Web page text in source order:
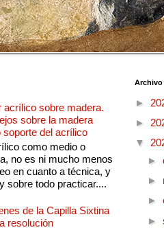
acrílico sobre madera.
sobre la madera
soporte del acrílico
como medio o
no es ni mucho menos
en cuanto a técnica, y
sobre todo practicar....
de la Capilla Sixtina
resolución
►
►
▼
►
►
►
►